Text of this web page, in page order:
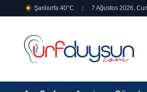
Şanlıurfa 40°C 7 Ağustos 2026,